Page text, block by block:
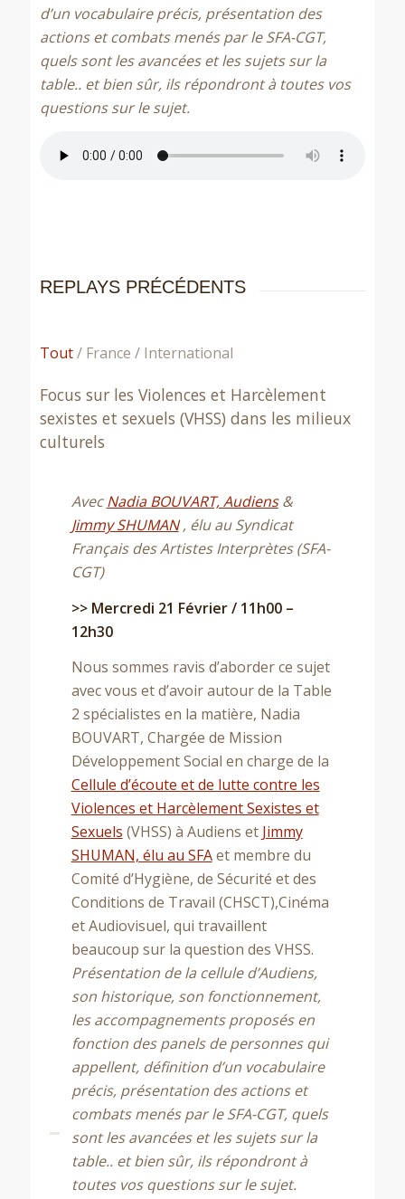
d’un vocabulaire précis, présentation des
actions et combats menés par le SFA-CGT,
quels sont les avancées et les sujets sur la
table.. et bien sûr, ils répondront à toutes vos
questions sur le sujet.
REPLAYS PRÉCÉDENTS
Tout / France / International
Focus sur les Violences et Harcèlement
sexistes et sexuels (VHSS) dans les milieux
culturels
AvecNadia BOUVART, Audiens&
Jimmy SHUMAN, élu au Syndicat
Français des Artistes Interprètes (SFA-
CGT)
>> Mercredi 21 Février / 11h00 –
12h30
Nous sommes ravis d’aborder ce sujet
avec vous et d’avoir autour de la Table
2 spécialistes en la matière, Nadia
BOUVART, Chargée de Mission
Développement Social en charge de la
Cellule d’écoute et de lutte contre les
Violences et Harcèlement Sexistes et
Sexuels (VHSS) à Audiens et Jimmy
SHUMAN, élu au SFAet membre du
Comité d’Hygiène, de Sécurité et des
Conditions de Travail (CHSCT),Cinéma
et Audiovisuel, qui travaillent
beaucoup sur la question des VHSS.
Présentation de la cellule d’Audiens,
son historique, son fonctionnement,
les accompagnements proposés en
fonction des panels de personnes qui
appellent, définition d’un vocabulaire
précis, présentation des actions et
combats menés par le SFA-CGT, quels
sont les avancées et les sujets sur la
table.. et bien sûr, ils répondront à
toutes vos questions sur le sujet.